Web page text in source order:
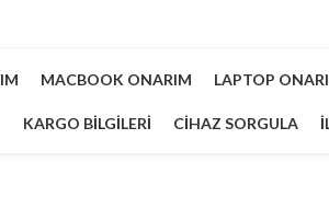
MACBOOK ONARIM LAPTOP
KARGO BILGILERI CIHAZ SORGULA